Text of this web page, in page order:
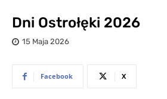
Dni Ostrołęki 2026
15 Maja 2026
Facebook X